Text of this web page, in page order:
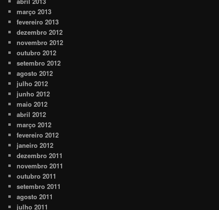
março 2013
fevereiro 2013
dezembro 2012
novembro 2012
outubro 2012
setembro 2012
agosto 2012
julho 2012
junho 2012
maio 2012
abril 2012
março 2012
fevereiro 2012
janeiro 2012
dezembro 2011
novembro 2011
outubro 2011
setembro 2011
agosto 2011
julho 2011